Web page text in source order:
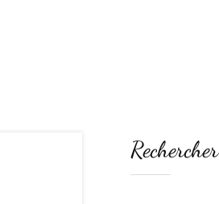
Rechercher